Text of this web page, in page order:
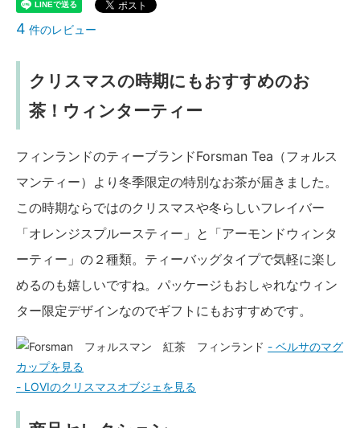
4 件のレビュー
クリスマスの時期にもおすすめのお
茶！ウィンターティー
フィンランドのティーブランドForsman Tea（フォルス
マンティー）より冬季限定の特別なお茶が届きました。
この時期ならではのクリスマスや冬らしいフレイバー
「オレンジスプルースティー」と「アーモンドウィンタ
ーティー」の２種類。ティーバッグタイプで気軽に楽し
めるのも嬉しいですね。パッケージもおしゃれなウィン
ター限定デザインなのでギフトにもおすすめです。
- ベルサのマグ
カップを見る
- LOVIのクリスマスオブジェを見る